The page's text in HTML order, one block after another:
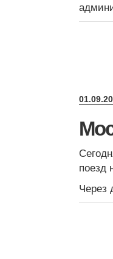
поезд
Через